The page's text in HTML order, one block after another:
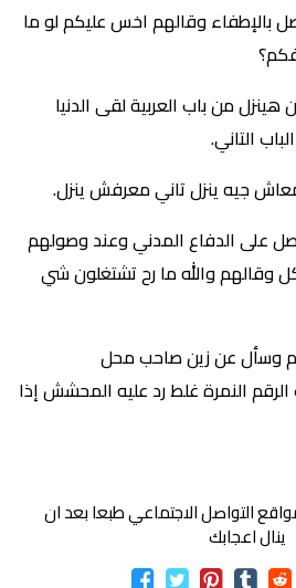
بالإطفاء وقالهم اخس عليكم لو ما
من باب العربية لقى الدنيا
التاني.
جيه ينزل تاني معرفش ينزل.
على الدفاع المدني وعند وصولهم
وقالهم والله ما رح تشتغلون شي
وسأل عن زين صاحب محل
الرقم النمرة غلط رد عليه المحشش إذا
التواصل الاجتماعي طبعا بعد ان
ينال اعجابك